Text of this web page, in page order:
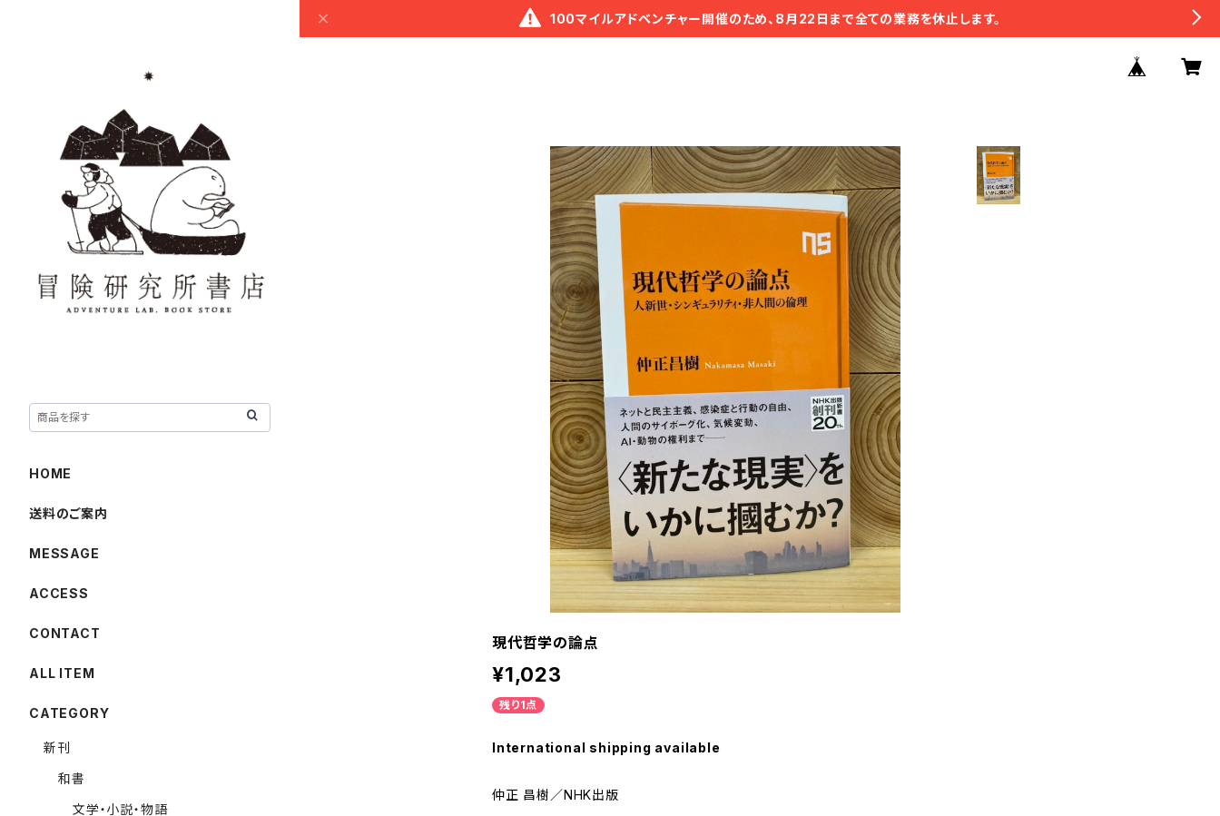
100マイルアドベンチャー開催のため、8月22日まで全ての業務を休止します。
現代哲学の論点
¥1,023
残り1点
International shipping available
仲正 昌樹／NHK出版
HOME
送料のご案内
MESSAGE
ACCESS
CONTACT
ALL ITEM
CATEGORY
新刊
和書
文学・小説・物語